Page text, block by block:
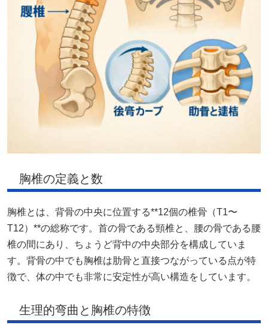
胸椎の定義と数
胸椎とは、背骨の中央に位置する**12個の椎骨（T1〜
T12）**の総称です。首の骨である頸椎と、腰の骨である腰
椎の間にあり、ちょうど背中の中央部分を構成していま
す。背骨の中でも胸椎は肋骨と直接つながっている点が特
徴で、体の中でも非常に安定性が高い構造をしています。
生理的弯曲と胸椎の特徴